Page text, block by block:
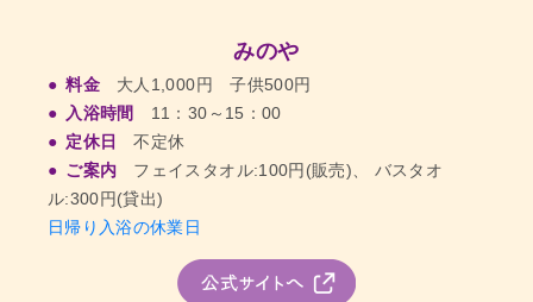
みのや
料金
大人1,000円 子供500円
入浴時間
11：30～15：00
定休日
不定休
ご案内
フェイスタオル:100円(販売)、 バスタオ
ル:300円(貸出)
日帰り入浴の休業日